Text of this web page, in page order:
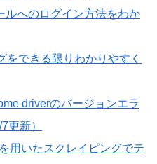
ルへのログイン方法をわか
できる限りわかりやすく
driverのバージョンエラ
更新）
用いたスクレイピングでテ